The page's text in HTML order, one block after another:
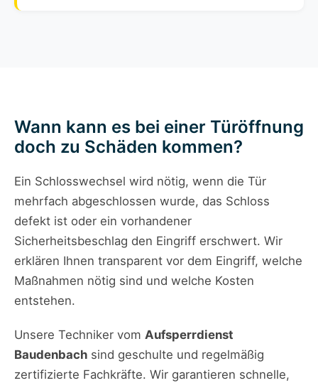
Wann kann es bei einer Türöffnung
doch zu Schäden kommen?
Ein Schlosswechsel wird nötig, wenn die Tür
mehrfach abgeschlossen wurde, das Schloss
defekt ist oder ein vorhandener
Sicherheitsbeschlag den Eingriff erschwert. Wir
erklären Ihnen transparent vor dem Eingriff, welche
Maßnahmen nötig sind und welche Kosten
entstehen.
Unsere Techniker vom Aufsperrdienst
Baudenbach sind geschulte und regelmäßig
zertifizierte Fachkräfte. Wir garantieren schnelle,